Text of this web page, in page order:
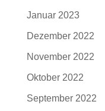
Januar 2023
Dezember 2022
November 2022
Oktober 2022
September 2022